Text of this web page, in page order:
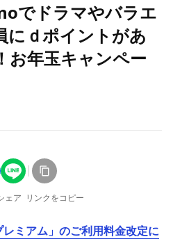
でドラマやバラエ
にｄポイントがあ
お年玉キャンペー
ェア リンクをコピー
ミアム」のご利用料金改定に